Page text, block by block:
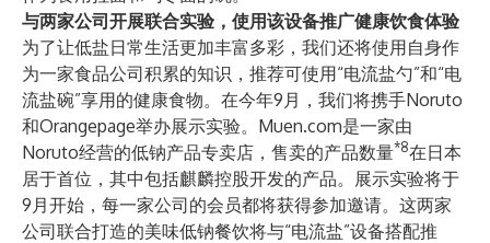
与两家公司开展联合实验，使用该设备推广健康饮食体验
为了让低盐日常生活更加丰富多彩，我们还将使用自身作
为一家食品公司积累的知识，推荐可使用“电流盐勺”和“电
流盐碗”享用的健康食物。在今年9月，我们将携手Noruto
和Orangepage举办展示实验。Muen.com是一家由
Noruto经营的低钠产品专卖店，售卖的产品数量*8在日本
居于首位，其中包括麒麟控股开发的产品。展示实验将于
9月开始，每一家公司的会员都将获得参加邀请。这两家
公司联合打造的美味低钠餐饮将与“电流盐”设备搭配推